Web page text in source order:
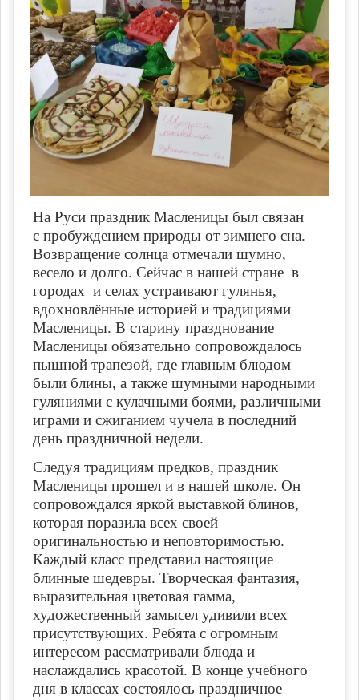
На Руси праздник Масленицы был связан
с пробуждением природы от зимнего сна.
Возвращение солнца отмечали шумно,
весело и долго. Сейчас в нашей стране в
городах и селах устраивают гулянья,
вдохновлённые историей и традициями
Масленицы. В старину празднование
Масленицы обязательно сопровождалось
пышной трапезой, где главным блюдом
были блины, а также шумными народными
гуляниями с кулачными боями, различными
играми и сжиганием чучела в последний
день праздничной недели.
Следуя традициям предков, праздник
Масленицы прошел и в нашей школе. Он
сопровождался яркой выставкой блинов,
которая поразила всех своей
оригинальностью и неповторимостью.
Каждый класс представил настоящие
блинные шедевры. Творческая фантазия,
выразительная цветовая гамма,
художественный замысел удивили всех
присутствующих. Ребята с огромным
интересом рассматривали блюда и
наслаждались красотой. В конце учебного
дня в классах состоялось праздничное